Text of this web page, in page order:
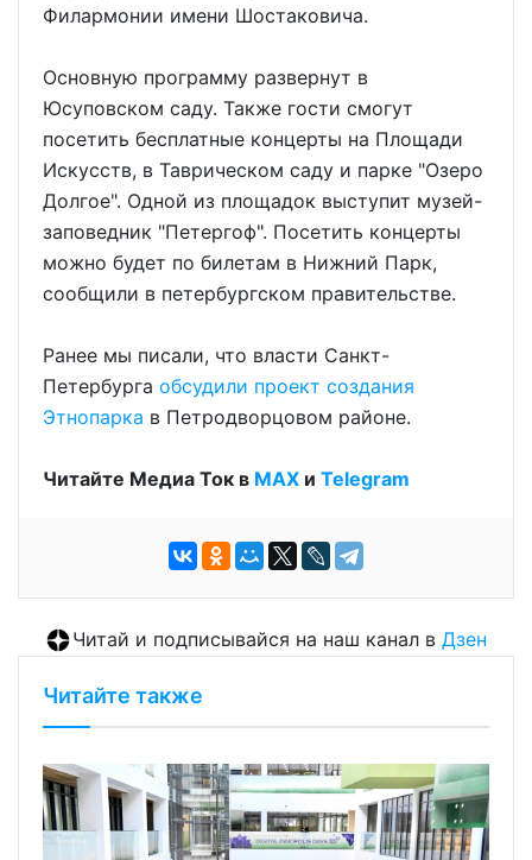
Филармонии имени Шостаковича.
Основную программу развернут в
Юсуповском саду. Также гости смогут
посетить бесплатные концерты на Площади
Искусств, в Таврическом саду и парке "Озеро
Долгое". Одной из площадок выступит музей-
заповедник "Петергоф". Посетить концерты
можно будет по билетам в Нижний Парк,
сообщили в петербургском правительстве.
Ранее мы писали, что власти Санкт-
Петербурга обсудили проект создания
Этнопарка в Петродворцовом районе.
Читайте Медиа Ток в МАХ и Telegram
Читай и подписывайся на наш канал в Дзен
Читайте также